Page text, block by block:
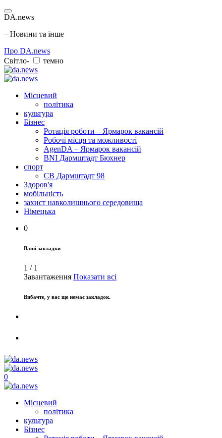
DA.news
– Новини та інше
Про DA.news
Світло-
темно
Місцевий
політика
культура
Бізнес
Ротація роботи – Ярмарок вакансій
Робочі місця та можливості
AgenDA – Ярмарок вакансій
BNI Дармштадт Бюхнер
спорт
СВ Дармштадт 98
Здоров'я
мобільність
захист навколишнього середовища
Німецька
0
Ваші закладки
1 / 1
Завантаження Показати всі
Вибачте, у вас ще немає закладок.
0
Місцевий
політика
культура
Бізнес